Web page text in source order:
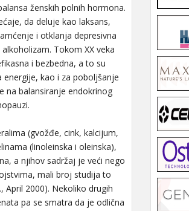
ženskih polnih hormona.
da deluje kao laksans,
i otklanja depresivna
Tokom XX veka
i bezbedna, a to su
energije, kao i za poboljšanje
na balansiranje endokrinog
(gvožđe, cink, kalcijum,
(linoleinska i oleinska),
a njihov sadržaj je veći nego
mali broj studija to
April 2000). Nekoliko drugih
pa se smatra da je odlična